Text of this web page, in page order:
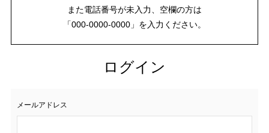
また電話番号が未入力、空欄の方は
「000-0000-0000」を入力ください。
ログイン
メールアドレス